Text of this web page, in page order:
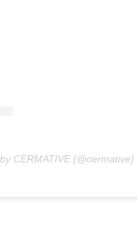
CERMATIVE (@cermative)